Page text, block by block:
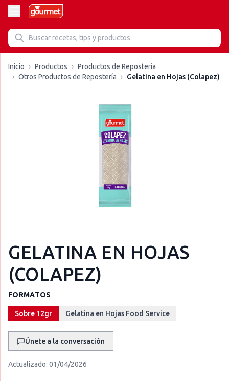
Inicio › Productos › Productos de Repostería
› Otros Productos de Repostería › Gelatina en Hojas (Colapez)
GELATINA EN HOJAS
(COLAPEZ)
FORMATOS
Sobre 12gr Gelatina en Hojas Food Service
Únete a la conversación
Actualizado: 01/04/2026